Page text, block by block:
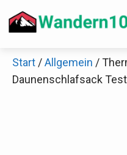
Inhalt
Start /Allgemein /
Daunenschlafsack Test